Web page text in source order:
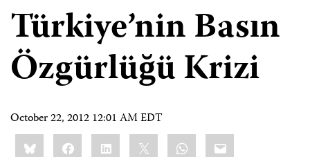
Türkiye’nin Basın
Özgürlüğü Krizi
October 22, 2012 12:01 AM EDT
Share
this:BlueskyFacebookLinkedIn WhatsApp
Email